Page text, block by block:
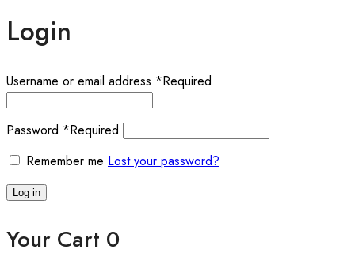
Login
Username or email address *Required
Password *Required
Remember me Lost your password?
Log in
Your Cart 0